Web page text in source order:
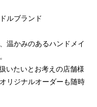
ルブランド
温かみのあるハンドメイ
いたいとお考えの店舗様
リジナルオーダーも随時